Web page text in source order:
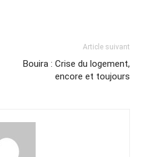
Article suivant
Bouira : Crise du logement,
encore et toujours